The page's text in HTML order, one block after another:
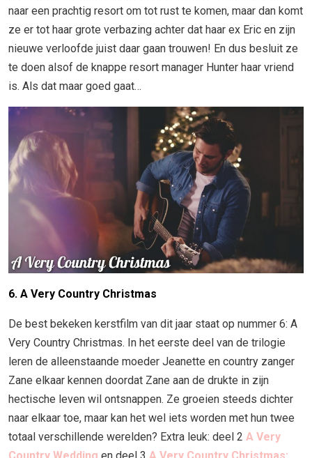
naar een prachtig resort om tot rust te komen, maar dan komt
ze er tot haar grote verbazing achter dat haar ex Eric en zijn
nieuwe verloofde juist daar gaan trouwen! En dus besluit ze
te doen alsof de knappe resort manager Hunter haar vriend
is. Als dat maar goed gaat…
6. A Very Country Christmas
De best bekeken kerstfilm van dit jaar staat op nummer 6: A
Very Country Christmas. In het eerste deel van de trilogie
leren de alleenstaande moeder Jeanette en country zanger
Zane elkaar kennen doordat Zane aan de drukte in zijn
hectische leven wil ontsnappen. Ze groeien steeds dichter
naar elkaar toe, maar kan het wel iets worden met hun twee
totaal verschillende werelden? Extra leuk: deel 2 A Very